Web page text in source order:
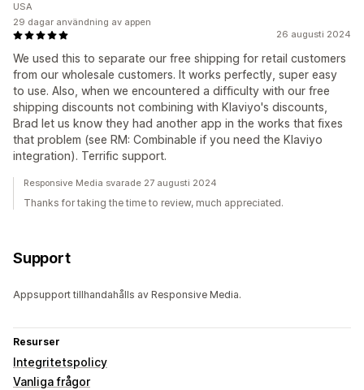
26 augusti 2024
We used this to separate our free shipping for retail customers
from our wholesale customers. It works perfectly, super easy
to use. Also, when we encountered a difficulty with our free
shipping discounts not combining with Klaviyo's discounts,
Brad let us know they had another app in the works that fixes
that problem (see RM: Combinable if you need the Klaviyo
integration). Terrific support.
USA
29 dagar användning av appen
Responsive Media svarade 27 augusti 2024
Thanks for taking the time to review, much appreciated.
Support
Appsupport tillhandahålls av Responsive Media.
Resurser
Integritetspolicy
Vanliga frågor